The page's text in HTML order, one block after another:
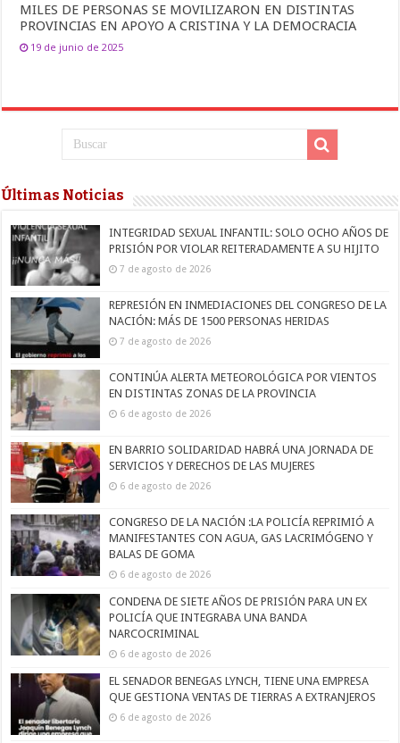
MILES DE PERSONAS SE MOVILIZARON EN DISTINTAS
PROVINCIAS EN APOYO A CRISTINA Y LA DEMOCRACIA
19 de junio de 2025
Últimas Noticias
INTEGRIDAD SEXUAL INFANTIL: SOLO OCHO AÑOS DE
PRISIÓN POR VIOLAR REITERADAMENTE A SU HIJITO
7 de agosto de 2026
REPRESIÓN EN INMEDIACIONES DEL CONGRESO DE LA
NACIÓN: MÁS DE 1500 PERSONAS HERIDAS
7 de agosto de 2026
CONTINÚA ALERTA METEOROLÓGICA POR VIENTOS
EN DISTINTAS ZONAS DE LA PROVINCIA
6 de agosto de 2026
EN BARRIO SOLIDARIDAD HABRÁ UNA JORNADA DE
SERVICIOS Y DERECHOS DE LAS MUJERES
6 de agosto de 2026
CONGRESO DE LA NACIÓN :LA POLICÍA REPRIMIÓ A
MANIFESTANTES CON AGUA, GAS LACRIMÓGENO Y
BALAS DE GOMA
6 de agosto de 2026
CONDENA DE SIETE AÑOS DE PRISIÓN PARA UN EX
POLICÍA QUE INTEGRABA UNA BANDA
NARCOCRIMINAL
6 de agosto de 2026
EL SENADOR BENEGAS LYNCH, TIENE UNA EMPRESA
QUE GESTIONA VENTAS DE TIERRAS A EXTRANJEROS
6 de agosto de 2026